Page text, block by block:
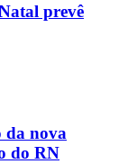
prevê
da nova
do RN